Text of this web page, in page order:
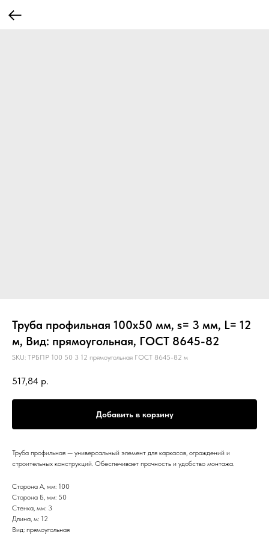
Труба профильная 100х50 мм, s= 3 мм, L= 12
м, Вид: прямоугольная, ГОСТ 8645-82
SKU: ТРБПР 100 50 3 12 прямоугольная ГОСТ 8645-82 м
517,84 р.
Добавить в корзину
Труба профильная — универсальный элемент для каркасов, ограждений и
строительных конструкций. Обеспечивает прочность и удобство монтажа.
Сторона А, мм: 100
Сторона Б, мм: 50
Стенка, мм: 3
Длина, м: 12
Вид: прямоугольная